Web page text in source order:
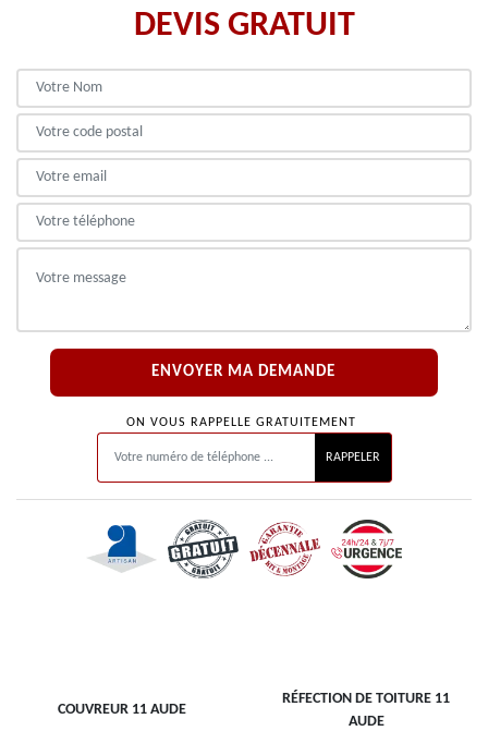
DEVIS GRATUIT
ON VOUS RAPPELLE GRATUITEMENT
COUVREUR 11 AUDE
RÉFECTION DE TOITURE 11
AUDE